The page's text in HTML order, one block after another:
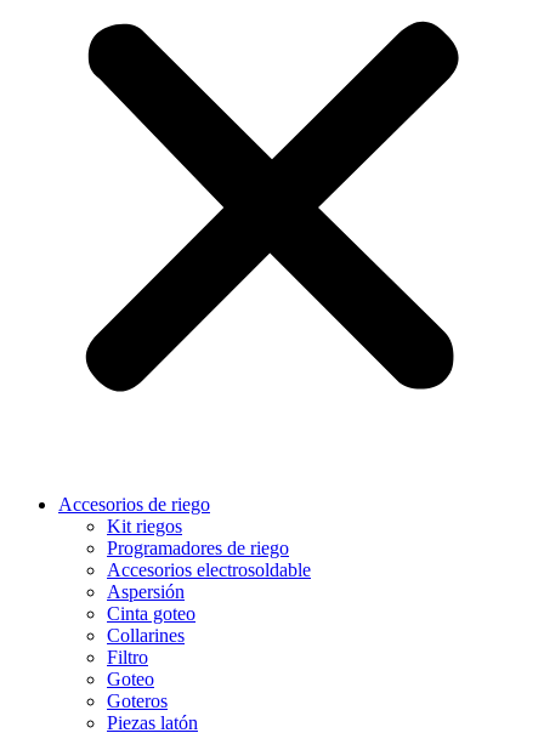
Accesorios de riego
Kit riegos
Programadores de riego
Accesorios electrosoldable
Aspersión
Cinta goteo
Collarines
Filtro
Goteo
Goteros
Piezas latón